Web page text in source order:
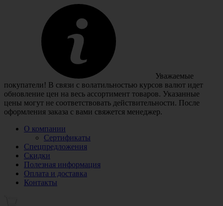
Уважаемые
покупатели! В связи с волатильностью курсов валют идет
обновление цен на весь ассортимент товаров. Указанные
цены могут не соответствовать действительности. После
оформления заказа с вами свяжется менеджер.
О компании
Сертификаты
Спецпредложения
Скидки
Полезная информация
Оплата и доставка
Контакты